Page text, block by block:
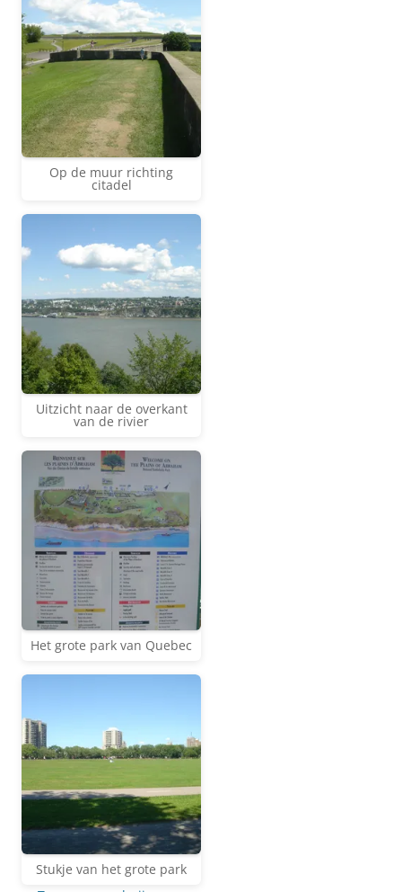
Op de muur richting
citadel
Uitzicht naar de overkant
van de rivier
Het grote park van Quebec
Stukje van het grote park